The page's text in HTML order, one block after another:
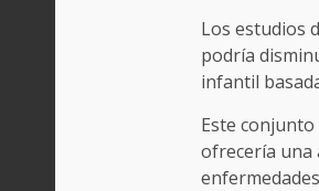
Los estudios
podría
infantil
Este
ofrecería una